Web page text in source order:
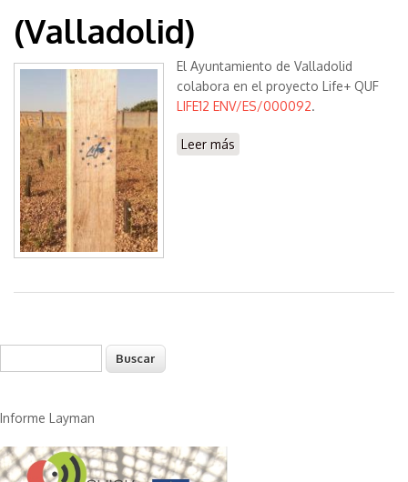
(Valladolid)
El Ayuntamiento de Valladolid
colabora en el proyecto Life+ QUF
LIFE12 ENV/ES/000092.
Leer más
Formulario de búsqueda
Informe Layman